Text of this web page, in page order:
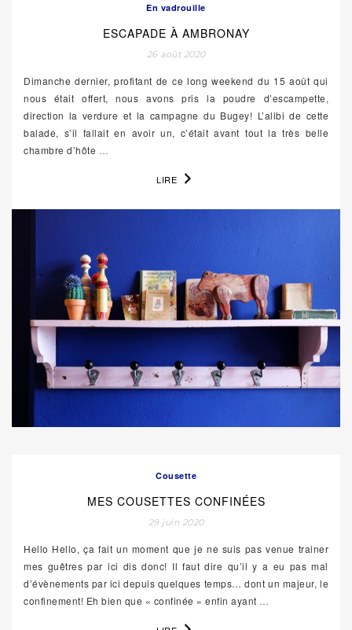
En vadrouille
ESCAPADE À AMBRONAY
26 août 2020
Dimanche dernier, profitant de ce long weekend du 15 août qui
nous était offert, nous avons pris la poudre d’escampette,
direction la verdure et la campagne du Bugey! L’alibi de cette
balade, s’il fallait en avoir un, c’était avant tout la très belle
chambre d’hôte …
LIRE
Cousette
MES COUSETTES CONFINÉES
29 juin 2020
Hello Hello, ça fait un moment que je ne suis pas venue trainer
mes guêtres par ici dis donc! Il faut dire qu’il y a eu pas mal
d’évènements par ici depuis quelques temps… dont un majeur, le
confinement! Eh bien que « confinée » enfin ayant …